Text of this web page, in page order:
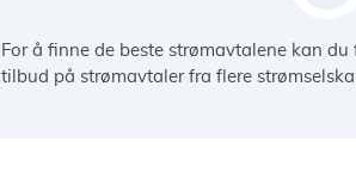
For å finne de beste strømavtalene kan
tilbud på strømavtaler fra flere